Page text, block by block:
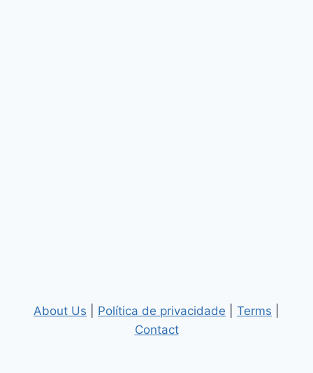
About Us Política de privacidade Terms
Contact